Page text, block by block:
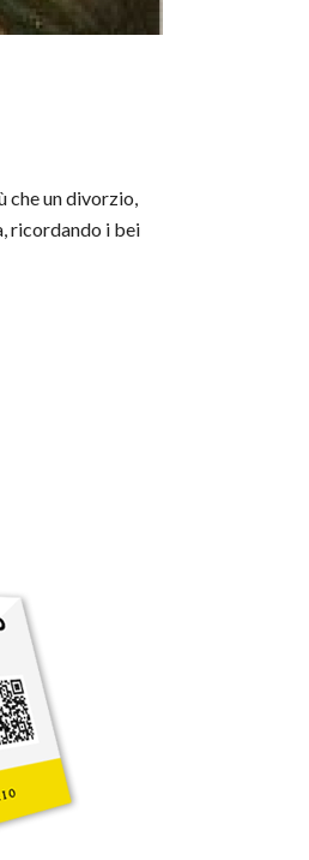
che un divorzio,
ricordando i bei